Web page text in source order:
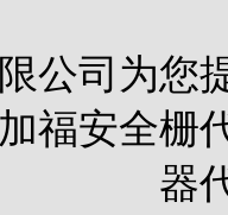
公司为您
福安全栅
器